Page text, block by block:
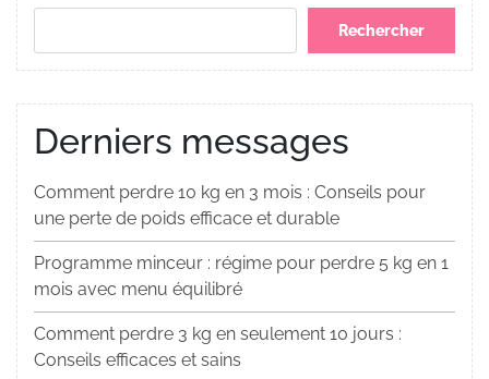
Rechercher
Derniers messages
Comment perdre 10 kg en 3 mois : Conseils pour
une perte de poids efficace et durable
Programme minceur : régime pour perdre 5 kg en 1
mois avec menu équilibré
Comment perdre 3 kg en seulement 10 jours :
Conseils efficaces et sains